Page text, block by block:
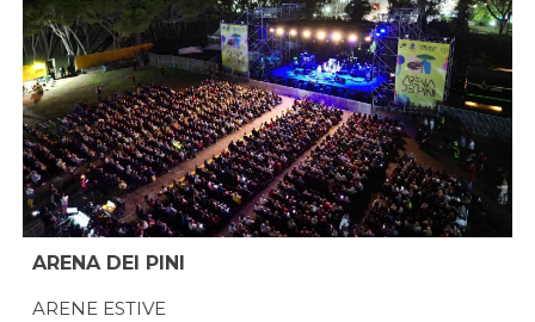
ARENA DEI PINI
ARENE ESTIVE